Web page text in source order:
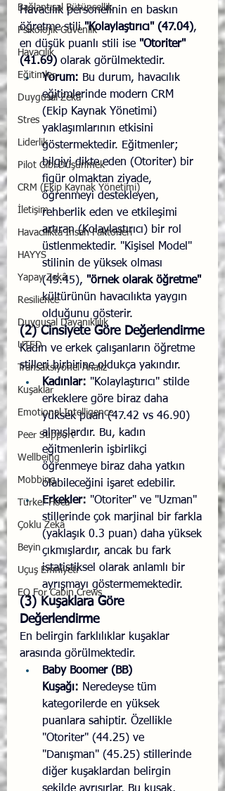
Bağlantısal Bütünsellik
Psikolojik Güvenlik
Havacılık
Eğitimler
Duygusal Zekâ
Stres
Liderlik
Pilot Gibi Düşünmek
CRM (Ekip Kaynak Yönetimi)
İletişim
Havacılıkta İnsan Faktörleri
HAYYS
Yapay Zekâ
Resilience
Duygusal Dayanıklılık
UTED
Transaksiyonel Analiz
Kuşaklar
Emotional Intelligence
Peer Support
Wellbeing
Mobbing
Türker Hoca
Çoklu Zekâ
Beyin
Uçuş Emniyeti
EQ For Cabin Crews
Havacılık personelinin en baskın
öğretme stili "Kolaylaştırıcı" (47.04),
en düşük puanlı stili ise "Otoriter"
(41.69) olarak görülmektedir.
Yorum: Bu durum, havacılık
eğitimlerinde modern CRM
(Ekip Kaynak Yönetimi)
yaklaşımlarının etkisini
göstermektedir. Eğitmenler;
bilgiyi dikte eden (Otoriter) bir
figür olmaktan ziyade,
öğrenmeyi destekleyen,
rehberlik eden ve etkileşimi
artıran (Kolaylaştırıcı) bir rol
üstlenmektedir. "Kişisel Model"
stilinin de yüksek olması
(45.45), "örnek olarak öğretme"
kültürünün havacılıkta yaygın
olduğunu gösterir.
(2) Cinsiyete Göre Değerlendirme
Kadın ve erkek çalışanların öğretme
stilleri birbirine oldukça yakındır.
Kadınlar: "Kolaylaştırıcı" stilde
erkeklere göre biraz daha
yüksek puan (47.42 vs 46.90)
almışlardır. Bu, kadın
eğitmenlerin işbirlikçi
öğrenmeye biraz daha yatkın
olabileceğini işaret edebilir.
Erkekler: "Otoriter" ve "Uzman"
stillerinde çok marjinal bir farkla
(yaklaşık 0.3 puan) daha yüksek
çıkmışlardır, ancak bu fark
istatistiksel olarak anlamlı bir
ayrışmayı göstermemektedir.
(3) Kuşaklara Göre
Değerlendirme
En belirgin farklılıklar kuşaklar
arasında görülmektedir.
Baby Boomer (BB)
Kuşağı: Neredeyse tüm
kategorilerde en yüksek
puanlara sahiptir. Özellikle
"Otoriter" (44.25) ve
"Danışman" (45.25) stillerinde
diğer kuşaklardan belirgin